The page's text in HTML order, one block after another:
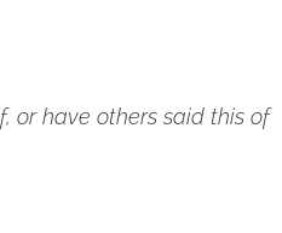
or have others said this of